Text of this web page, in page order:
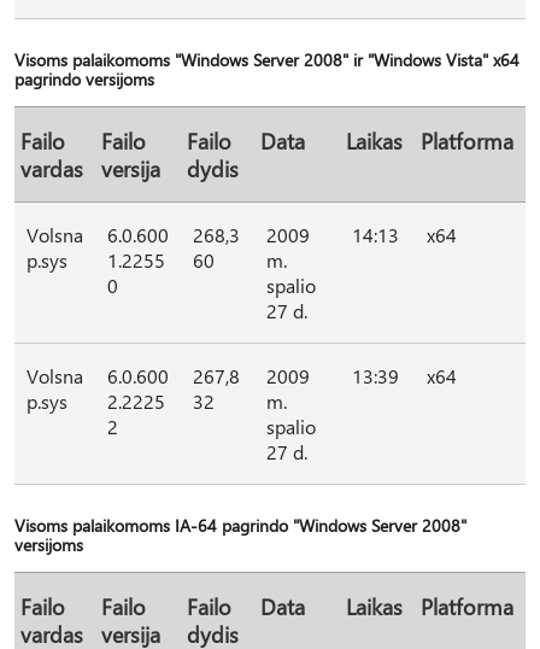
Visoms palaikomoms "Windows Server 2008" ir "Windows Vista" x64
pagrindo versijoms
Failo
vardas
Failo
versija
Failo
dydis
Data Laikas Platforma
Volsna
p.sys
6.0.600
1.2255
0
268,3
60
2009
m.
spalio
27 d.
14:13 x64
Volsna
p.sys
6.0.600
2.2225
2
267,8
32
2009
m.
spalio
27 d.
13:39 x64
Visoms palaikomoms IA-64 pagrindo "Windows Server 2008"
versijoms
Failo
vardas
Failo
versija
Failo
dydis
Data Laikas Platforma